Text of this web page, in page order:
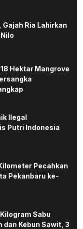
Ria Lahirkan
Hektar Mangrove
Ilegal
Putri Indonesia
Pecahkan
Pekanbaru ke-
Sabu
dan Kebun Sawit, 3